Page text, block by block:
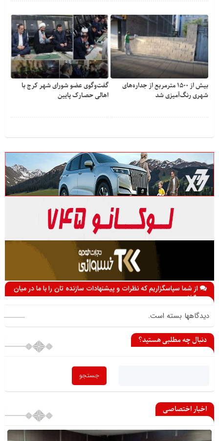
بیش از ۱۵۰۰ مترمربع از جداره‌های
شهری رنگ‌آمیزی شد
گفت‌وگوی عضو شورای شهر کرج با
اهالی حصارک پایین
از شما سپاسگزاریم که نظرات و پیشنهادات سازنده تان را با ما در میان
می گذارید
دیدگاهها بسته است.
دنبال چه مطلبی هستید؟
اخبار اختصاصی